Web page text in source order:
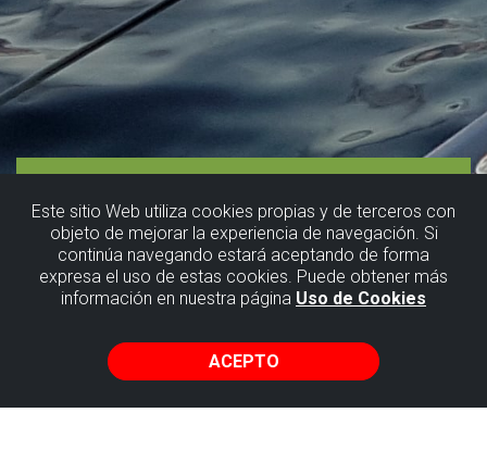
Este sitio Web utiliza cookies propias y de terceros con
objeto de mejorar la experiencia de navegación. Si
continúa navegando estará aceptando de forma
expresa el uso de estas cookies. Puede obtener más
información en nuestra página Uso de Cookies
ACEPTO